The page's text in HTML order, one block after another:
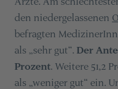
den niedergelassenen
befragten
als „sehr gut“. Der
Prozent. Weitere 51,2
als „weniger gut“ ein.